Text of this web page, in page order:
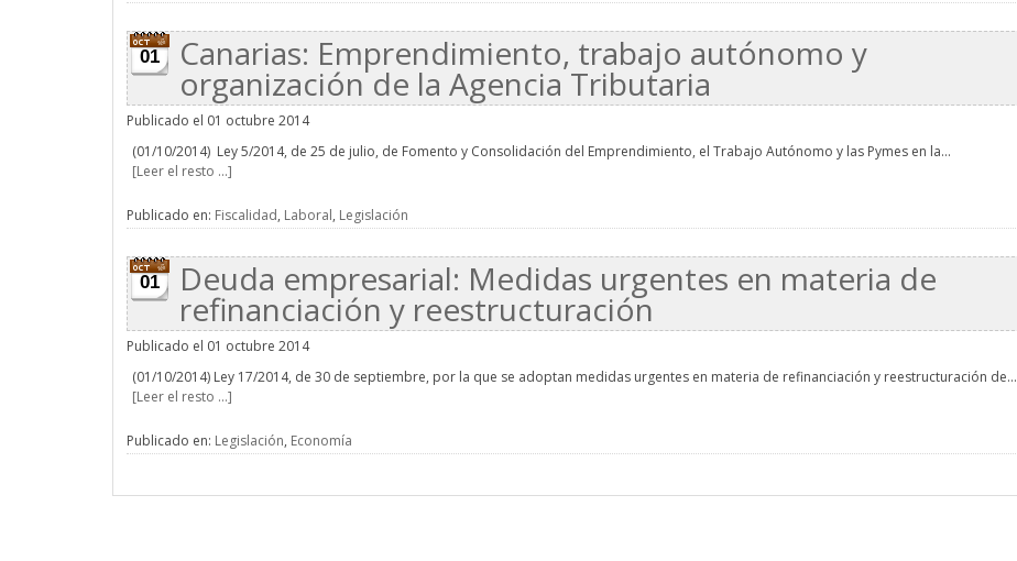
01 Canarias: Emprendimiento, trabajo autónomo y
organización de la Agencia Tributaria
Publicado el 01 octubre 2014
(01/10/2014) Ley 5/2014, de 25 de julio, de Fomento y Consolidación del Emprendimiento, el Trabajo Autónomo y las Pymes en la...
[Leer el resto ...]
Publicado en: Fiscalidad, Laboral, Legislación
01 Deuda empresarial: Medidas urgentes en materia de
refinanciación y reestructuración
Publicado el 01 octubre 2014
(01/10/2014) Ley 17/2014, de 30 de septiembre, por la que se adoptan medidas urgentes en materia de refinanciación y reestructuración de...
[Leer el resto ...]
Publicado en: Legislación, Economía